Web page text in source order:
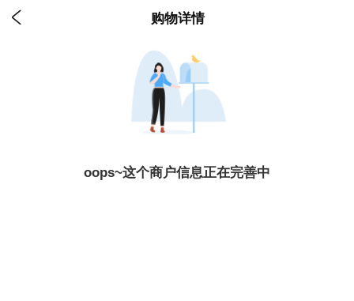
 购物详情
oops~这个商户信息正在完善中